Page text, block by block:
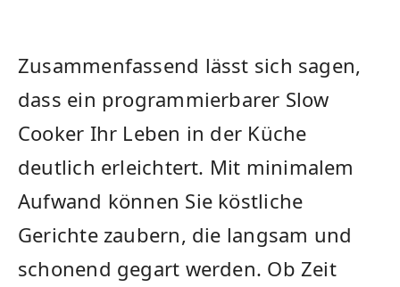
Zusammenfassend lässt sich sagen,
dass ein programmierbarer Slow
Cooker Ihr Leben in der Küche
‍deutlich erleichtert. Mit‍ minimalem
Aufwand können Sie köstliche
Gerichte zaubern, die ‌langsam und⁢
schonend gegart werden. Ob Zeit